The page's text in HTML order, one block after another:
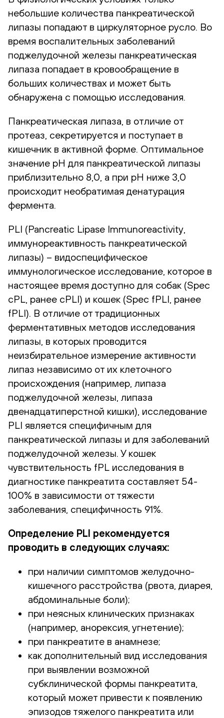
небольшие количества панкреатической
липазы попадают в циркуляторное русло. Во
время воспалительных заболеваний
поджелудочной железы панкреатическая
липаза попадает в кровообращение в
больших количествах и может быть
обнаружена с помощью исследования.
Панкреатическая липаза, в отличие от
протеаз, секретируется и поступает в
кишечник в активной форме. Оптимальное
значение рН для панкреатической липазы
приблизительно 8,0, а при рН ниже 3,0
происходит необратимая денатурация
фермента.
PLI (Pancreatic Lipase Immunoreactivity,
иммунореактивность панкреатической
липазы) – видоспецифическое
иммунологическое исследование, которое в
настоящее время доступно для собак (Spec
cPL, ранее cPLI) и кошек (Spec fPLI, ранее
fPLI). В отличие от традиционных
ферментативных методов исследования
липазы, в которых проводится
неизбирательное измерение активности
липаз независимо от их клеточного
происхождения (например, липаза
поджелудочной железы, липаза
двенадцатиперстной кишки), исследование
PLI является специфичным для
панкреатической липазы и для заболеваний
поджелудочной железы. У кошек
чувствительность fPL исследования в
диагностике панкреатита составляет 54-
100% в зависимости от тяжести
заболевания, специфичность 91%.
Определение PLI рекомендуется
проводить в следующих случаях:
при наличии симптомов желудочно-
кишечного расстройства (рвота, диарея,
абдоминальные боли);
при неясных клинических признаках
(например, анорексия, угнетение);
при панкреатите в анамнезе;
как дополнительный вид исследования
при выявлении возможной
субклинической формы панкреатита,
который может привести к появлению
эпизодов тяжелого панкреатита или